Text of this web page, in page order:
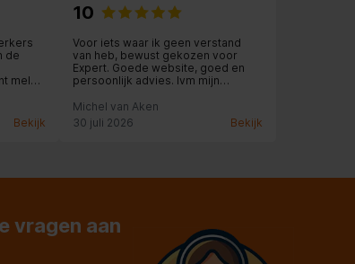
de
meldt.
Dit
Bekijk
10
Voor iets waar ik geen verstand
van heb, bewust gekozen voor
Expert. Goede website, goed en
persoonlijk advies. Ivm mijn
het product netjes weggelegd en
geen haast geboden met inbouw.
Zeer vriendelijke medewerkers,
Michel van Aken
30 juli 2026
Bekijk
vragen aan